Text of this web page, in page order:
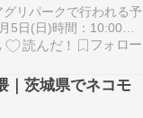
リパークで行われる予
5日(日)時間：10:00〜
パーク (旧神戸ワイナリ
陰の回廊エリア住所：
高和1557-1駐車場・入
で約…
｜茨城県でネコモ